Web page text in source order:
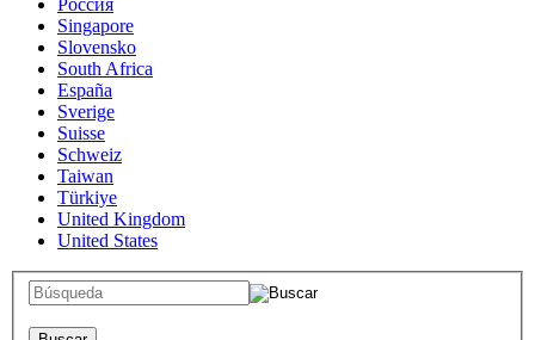
Россия
Singapore
Slovensko
South Africa
España
Sverige
Suisse
Schweiz
Taiwan
Türkiye
United Kingdom
United States